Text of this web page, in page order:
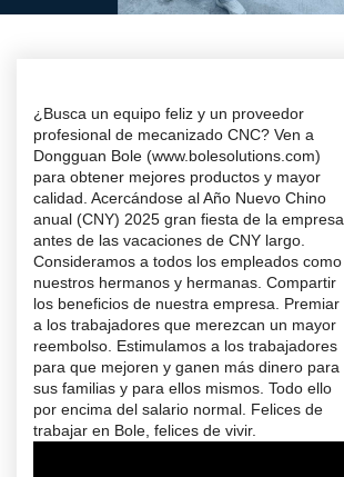
¿Busca un equipo feliz y un proveedor
profesional de mecanizado CNC? Ven a
Dongguan Bole (www.bolesolutions.com)
para obtener mejores productos y mayor
calidad. Acercándose al Año Nuevo Chino
anual (CNY) 2025 gran fiesta de la empresa
antes de las vacaciones de CNY largo.
Consideramos a todos los empleados como
nuestros hermanos y hermanas. Compartir
los beneficios de nuestra empresa. Premiar
a los trabajadores que merezcan un mayor
reembolso. Estimulamos a los trabajadores
para que mejoren y ganen más dinero para
sus familias y para ellos mismos. Todo ello
por encima del salario normal. Felices de
trabajar en Bole, felices de vivir.